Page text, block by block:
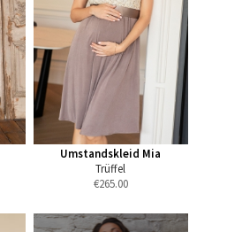
Umstandskleid Mia
Trüffel
€265.00